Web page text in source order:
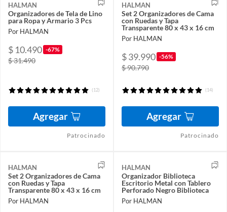
HALMAN
Organizadores de Tela de Lino
para Ropa y Armario 3 Pcs
Por HALMAN
$ 10.490 -67%
$ 31.490
(12)
Agregar
Patrocinado
HALMAN
Set 2 Organizadores de Cama
con Ruedas y Tapa
Transparente 80 x 43 x 16 cm
Por HALMAN
$ 39.990 -56%
$ 90.790
(14)
Agregar
Patrocinado
HALMAN
Set 2 Organizadores de Cama
con Ruedas y Tapa
Transparente 80 x 43 x 16 cm
Por HALMAN
HALMAN
Organizador Biblioteca
Escritorio Metal con Tablero
Perforado Negro Biblioteca
Por HALMAN